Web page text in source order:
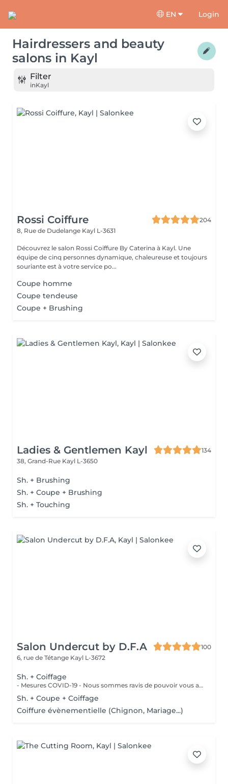
EN Login
Hairdressers and beauty
salons in Kayl
Filter
inKayl
Rossi Coiffure
204
8, Rue de Dudelange Kayl L-3631
Découvrez le salon Rossi Coiffure By Caterina à Kayl. Une
équipe de cinq personnes dynamique, chaleureuse et toujours
souriante est à votre service po...
Coupe homme
Coupe tendeuse
Coupe + Brushing
Ladies & Gentlemen Kayl
134
38, Grand-Rue Kayl L-3650
Sh. + Brushing
Sh. + Coupe + Brushing
Sh. + Touching
Salon Undercut by D.F.A
100
6, rue de Tétange Kayl L-3672
Sh. + Coiffage
- Mesures COVID-19 - Nous sommes ravis de pouvoir vous accueillir à partir du 11 mai 2020 . Dans la mesure du possible : - Réserver un jour et un créneau en semaine si vous n'avez pas de contrainte pro./perso. - Venir seul aux rendez-vous - Se présenter au salon à l'heure prévue - Porter un masque et des gants - Respecter la distanciation - Prévoyez une boisson et de la lecture si besoin - Privilégier les modes de paiements sans contact Un grand merci d'avance pour votre compréhension. Au plaisir de vous revoir très vite.
Sh. + Coupe + Coiffage
Coiffure évènementielle (Chignon, Mariage...)